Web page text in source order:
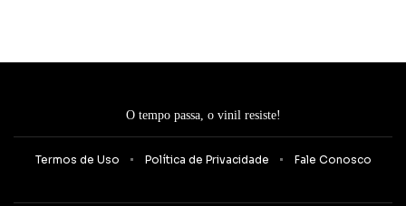
O tempo passa, o vinil resiste!
Termos de Uso Política de Privacidade Fale Conosco